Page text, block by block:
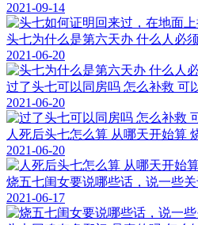
2021-09-14
头七为什么是第六天办 什么人必
2021-06-20
过了头七可以同房吗 怎么补救 可
2021-06-20
人死后头七怎么算 从哪天开始算
2021-06-20
烧五七闺女要说哪些话，说一些
2021-06-17